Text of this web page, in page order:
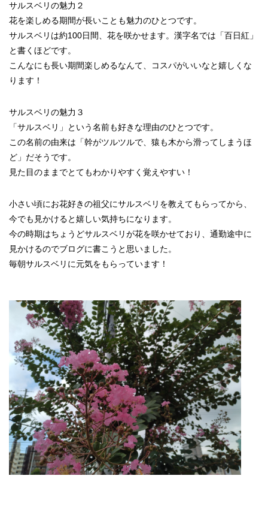
サルスベリの魅力２
花を楽しめる期間が長いことも魅力のひとつです。
サルスベリは約100日間、花を咲かせます。漢字名では「百日紅」
と書くほどです。
こんなにも長い期間楽しめるなんて、コスパがいいなと嬉しくな
ります！
サルスベリの魅力３
「サルスベリ」という名前も好きな理由のひとつです。
この名前の由来は「幹がツルツルで、猿も木から滑ってしまうほ
ど」だそうです。
見た目のままでとてもわかりやすく覚えやすい！
小さい頃にお花好きの祖父にサルスベリを教えてもらってから、
今でも見かけると嬉しい気持ちになります。
今の時期はちょうどサルスベリが花を咲かせており、通勤途中に
見かけるのでブログに書こうと思いました。
毎朝サルスベリに元気をもらっています！